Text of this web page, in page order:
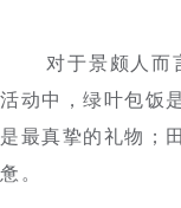
对于景颇人而
活动中，绿叶包饭
是最真挚的礼物；
惫。